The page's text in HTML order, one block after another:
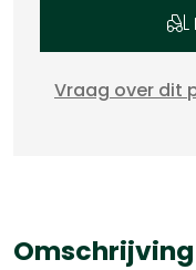
Vraag over dit
Omschrijving